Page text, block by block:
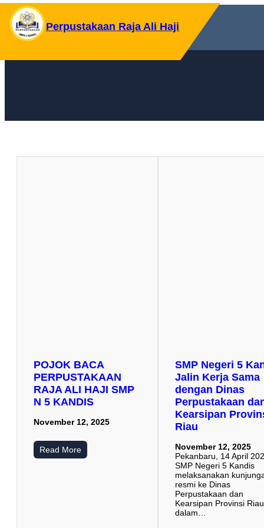
Skip
to
content
Perpustakaan Raja Ali Haji
POJOK BACA
PERPUSTAKAAN
RAJA ALI HAJI SMP
N 5 KANDIS
November 12, 2025
Read More
SMP Negeri 5
Jalin Kerja Sama
dengan Dinas
Perpustakaan
Kearsipan
Riau
November 12, 2025
Pekanbaru, 14 April
SMP Negeri 5 Kandis
melaksanakan
resmi ke Dinas
Perpustakaan dan
Kearsipan Provinsi Riau
dalam…